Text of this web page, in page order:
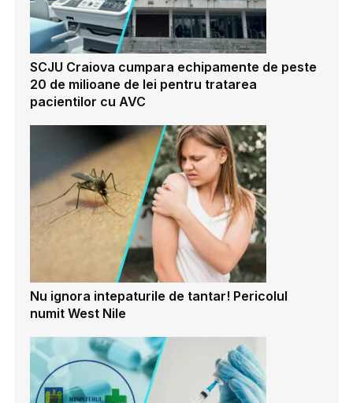
SCJU Craiova cumpara echipamente de peste
20 de milioane de lei pentru tratarea
pacientilor cu AVC
Nu ignora intepaturile de tantar! Pericolul
numit West Nile